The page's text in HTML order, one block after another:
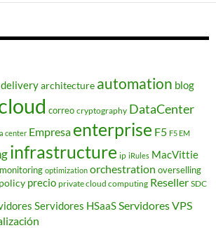
architecture automation blog
correo cryptography DataCenter
center Empresa enterprise F5 F5 EM
infrastructure ip iRules MacVittie
monitoring optimization orchestration overselling
policy precio private cloud computing Reseller SDC
Servidores HSaaSServidores VPS